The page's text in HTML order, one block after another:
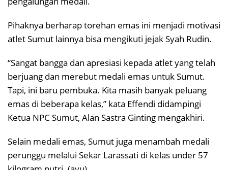
Pihaknya berharap torehan emas ini menjadi motivasi
atlet Sumut lainnya bisa mengikuti jejak Syah Rudin.
“Sangat bangga dan apresiasi kepada atlet yang telah
berjuang dan merebut medali emas untuk Sumut.
Tapi, ini baru pembuka. Kita masih banyak peluang
emas di beberapa kelas,” kata Effendi didampingi
Ketua NPC Sumut, Alan Sastra Ginting mengakhiri.
Selain medali emas, Sumut juga menambah medali
perunggu melalui Sekar Larassati di kelas under 57